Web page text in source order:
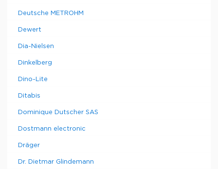
Deutsche METROHM
Dewert
Dia-Nielsen
Dinkelberg
Dino-Lite
Ditabis
Dominique Dutscher SAS
Dostmann electronic
Dräger
Dr. Dietmar Glindemann